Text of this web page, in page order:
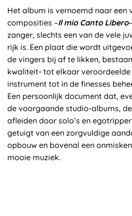
Het album is vernoemd naar een
composities –Il mio Canto Libero
zanger, slechts een van de vele
rijk is. Een plaat die wordt
de vingers bij af te likken,
kwaliteit- tot elkaar
instrument tot in de finesses
Een persoonlijk document dat,
de voorgaande studio-albums,
afleiden door solo’s en
getuigt van een zorgvuldige
opbouw en bovenal een
mooie muziek.